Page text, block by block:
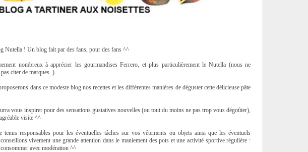
Nutella ! Un blog fait par des fans, pour des fans ^^
nombreux à apprécier les gourmandises Ferrero, et plus particulièrement le Nutella (nous ne
citer de marques..).
dans ce modeste blog nos recettes et les différentes manières de déguster cette délicieuse pâte
vous inspirer pour des sensations gustatives nouvelles (ou tout du moins ne pas trop vous dégoûter),
visite ^^
responsables pour les éventuelles tâches sur vos vêtements ou objets ainsi que les éventuels
vivement une grande attention dans le maniement des pots et une activité sportive régulière :
avec modération ^^